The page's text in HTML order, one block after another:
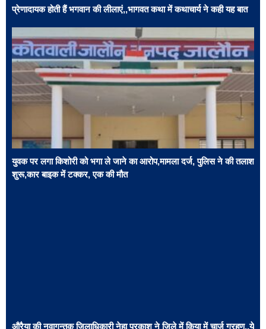
प्रेणादायक होती हैं भगवान की लीलाएं,,भागवत कथा में कथाचार्य ने कही यह बात
युवक पर लगा किशोरी को भगा ले जाने का आरोप,मामला दर्ज, पुलिस ने की तलाश
शुरू,कार बाइक में टक्कर, एक की मौत
औरैया की नवागन्तुक जिलाधिकारी नेहा प्रकाश ने जिले में किया में चार्ज ग्रहण,,ये